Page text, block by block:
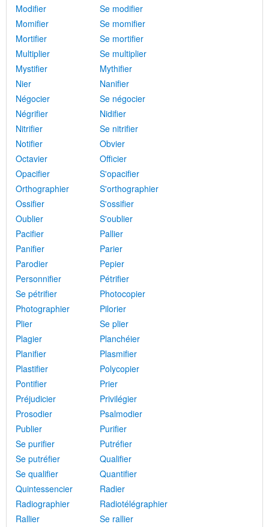
Modifier
Se modifier
Momifier
Se momifier
Mortifier
Se mortifier
Multiplier
Se multiplier
Mystifier
Mythifier
Nier
Nanifier
Négocier
Se négocier
Négrifier
Nidifier
Nitrifier
Se nitrifier
Notifier
Obvier
Octavier
Officier
Opacifier
S'opacifier
Orthographier
S'orthographier
Ossifier
S'ossifier
Oublier
S'oublier
Pacifier
Pallier
Panifier
Parier
Parodier
Pepier
Personnifier
Pétrifier
Se pétrifier
Photocopier
Photographier
Pilorier
Plier
Se plier
Plagier
Planchéier
Planifier
Plasmifier
Plastifier
Polycopier
Pontifier
Prier
Préjudicier
Privilégier
Prosodier
Psalmodier
Publier
Purifier
Se purifier
Putréfier
Se putréfier
Qualifier
Se qualifier
Quantifier
Quintessencier
Radier
Radiographier
Radiotélégraphier
Rallier
Se rallier